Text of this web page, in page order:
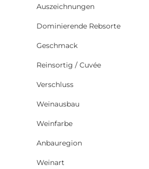
Auszeichnungen
Dominierende Rebsorte
Geschmack
Reinsortig / Cuvée
Verschluss
Weinausbau
Weinfarbe
Anbauregion
Weinart